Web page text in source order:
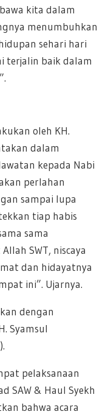
kita dalam
menumbuhkan
sehari hari
terjalin baik dalam
oleh KH.
dalam
kepada Nabi
perlahan
sampai lupa
tiap habis
sama
SWT, niscaya
dan hidayatnya
ini”. Ujarnya.
dengan
Syamsul
pelaksanaan
SAW & Haul Syekh
bahwa acara